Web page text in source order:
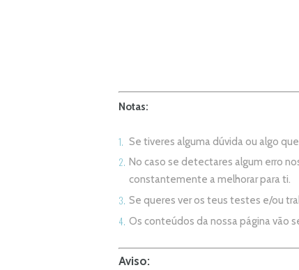
Notas:
Se tiveres alguma dúvida ou algo
No caso se detectares algum erro
constantemente a melhorar para ti.
Se queres ver os teus testes e/ou
Os conteúdos da nossa página vão
Aviso: